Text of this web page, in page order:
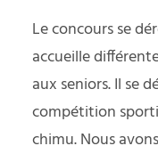
Le concours se
accueille
aux seniors. Il se
compétition
chimu. Nous